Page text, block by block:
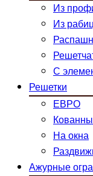
Из
Из
С
Решетки
ЕВРО
На окна
Ажурные